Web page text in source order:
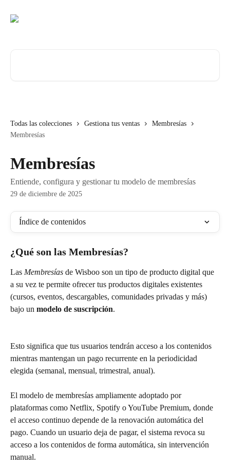
Todas las colecciones Gestiona tus ventas
Membresías
Membresías
Membresías
Entiende, configura y gestionar tu modelo de membresías
29 de diciembre de 2025
Índice de contenidos
¿Qué son las Membresías?
Las Membresías de Wisboo son un tipo de producto digital que
a su vez te permite ofrecer tus productos digitales existentes
(cursos, eventos, descargables, comunidades privadas y más)
bajo un modelo de suscripción.
Esto significa que tus usuarios tendrán acceso a los contenidos
mientras mantengan un pago recurrente en la periodicidad
elegida (semanal, mensual, trimestral, anual).
El modelo de membresías ampliamente adoptado por
plataformas como Netflix, Spotify o YouTube Premium, donde
el acceso continuo depende de la renovación automática del
pago. Cuando un usuario deja de pagar, el sistema revoca su
acceso a los contenidos de forma automática, sin intervención
manual.